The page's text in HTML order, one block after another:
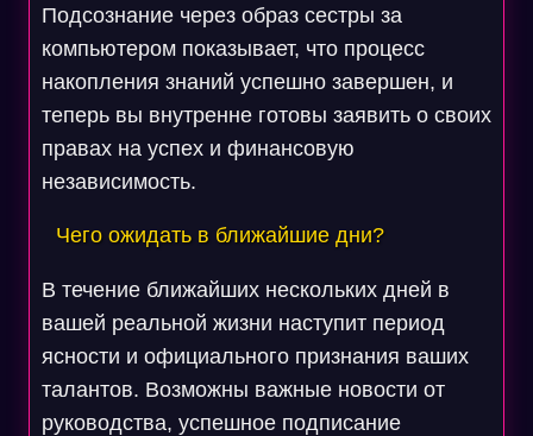
Подсознание через образ сестры за
компьютером показывает, что процесс
накопления знаний успешно завершен, и
теперь вы внутренне готовы заявить о своих
правах на успех и финансовую
независимость.
Чего ожидать в ближайшие дни?
В течение ближайших нескольких дней в
вашей реальной жизни наступит период
ясности и официального признания ваших
талантов. Возможны важные новости от
руководства, успешное подписание